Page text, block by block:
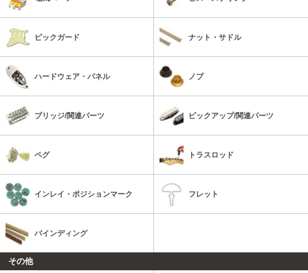
ピックガード ナット・サドル
ハードウェア・パネル ノブ
ブリッジ/関連パーツ ピックアップ/関連パーツ
ペグ トラスロッド
インレイ・ポジションマーク フレット
バインディング
その他